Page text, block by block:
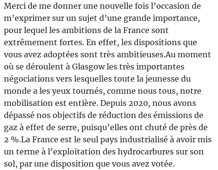
Merci de me donner une nouvelle fois l’occasion de
m’exprimer sur un sujet d’une grande importance,
pour lequel les ambitions de la France sont
extrêmement fortes. En effet, les dispositions que
vous avez adoptées sont très ambitieuses.Au moment
où se déroulent à Glasgow les très importantes
négociations vers lesquelles toute la jeunesse du
monde a les yeux tournés, comme nous tous, notre
mobilisation est entière. Depuis 2020, nous avons
dépassé nos objectifs de réduction des émissions de
gaz à effet de serre, puisqu’elles ont chuté de près de
2 %.La France est le seul pays industrialisé à avoir mis
un terme à l’exploitation des hydrocarbures sur son
sol, par une disposition que vous avez votée.